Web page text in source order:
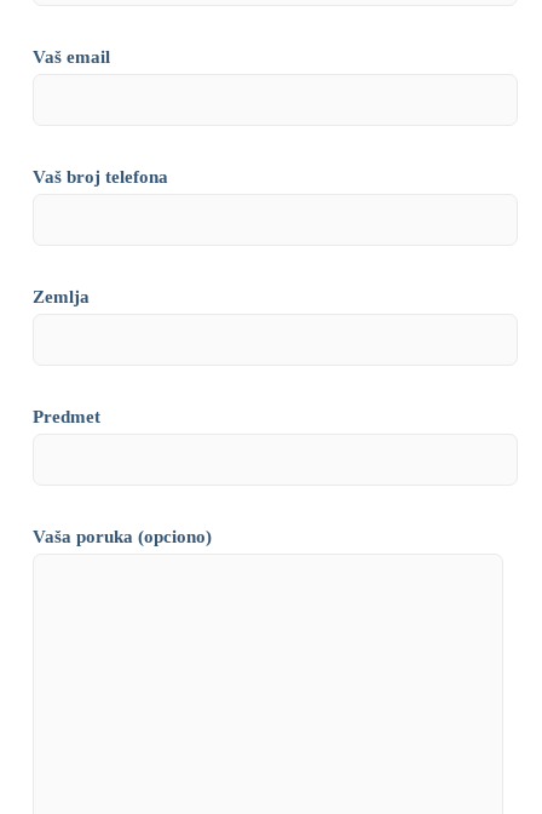
Vaš email
Vaš broj telefona
Zemlja
Predmet
Vaša poruka (opciono)